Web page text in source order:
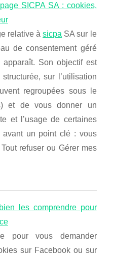
SICPA SA : cookies,
relative àsicpa SA sur le
de consentement géré
apparaît. Son objectif est
sur l’utilisation
regroupées sous le
et de vous donner un
et l’usage de certaines
avant un point clé : vous
refuser ou Gérer mes
les comprendre pour
pour vous demander
sur Facebook ou sur